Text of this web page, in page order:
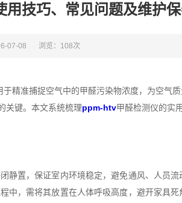
技巧、常见问题及维护
07-08 浏览：108次
准捕捉空气中的甲醛污染物浓度，为空气
关键。本文系统梳理ppm-htv甲醛检测仪的实
置，保证室内环境稳定，避免通风、人员
，需将其放置在人体呼吸高度，避开家具